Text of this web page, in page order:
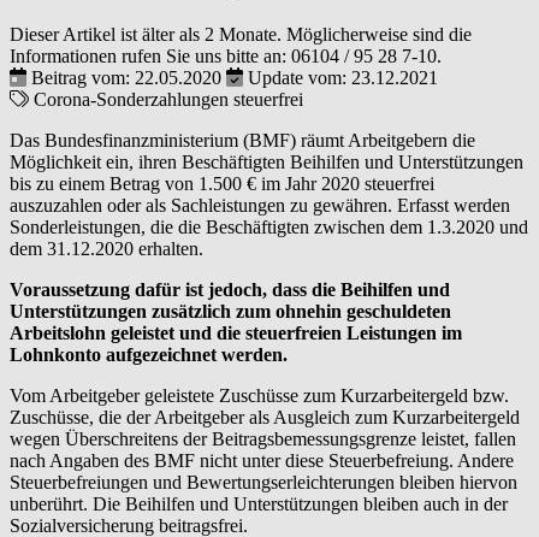
Dieser Artikel ist älter als 2 Monate. Möglicherweise sind die
Informationen rufen Sie uns bitte an: 06104 / 95 28 7-10.
Beitrag vom: 22.05.2020
Update vom: 23.12.2021
Corona-Sonderzahlungen steuerfrei
Das Bundesfinanzministerium (BMF) räumt Arbeitgebern die
Möglichkeit ein, ihren Beschäftigten Beihilfen und Unterstützungen
bis zu einem Betrag von 1.500 € im Jahr 2020 steuerfrei
auszuzahlen oder als Sachleistungen zu gewähren. Erfasst werden
Sonderleistungen, die die Beschäftigten zwischen dem 1.3.2020 und
dem 31.12.2020 erhalten.
Voraussetzung dafür ist jedoch, dass die Beihilfen und
Unterstützungen zusätzlich zum ohnehin geschuldeten
Arbeitslohn geleistet und die steuerfreien Leistungen im
Lohnkonto aufgezeichnet werden.
Vom Arbeitgeber geleistete Zuschüsse zum Kurzarbeitergeld bzw.
Zuschüsse, die der Arbeitgeber als Ausgleich zum Kurzarbeitergeld
wegen Überschreitens der Beitragsbemessungsgrenze leistet, fallen
nach Angaben des BMF nicht unter diese Steuerbefreiung. Andere
Steuerbefreiungen und Bewertungserleichterungen bleiben hiervon
unberührt. Die Beihilfen und Unterstützungen bleiben auch in der
Sozialversicherung beitragsfrei.